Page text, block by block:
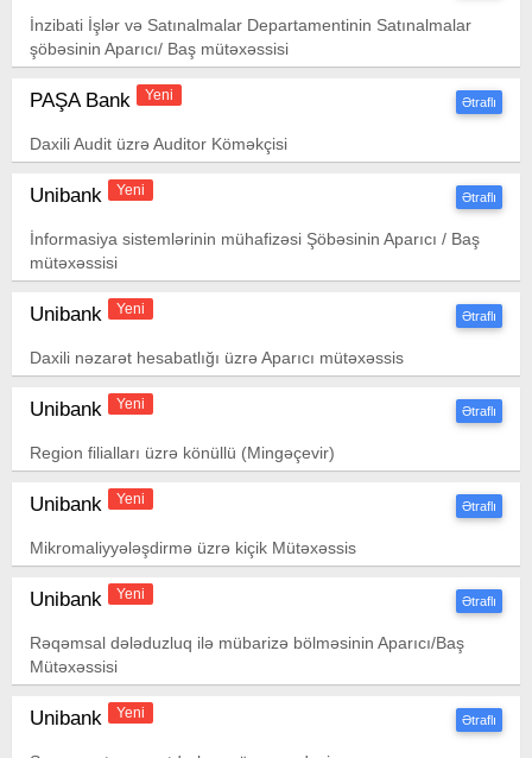
İnzibati İşlər və Satınalmalar Departamentinin Satınalmalar
şöbəsinin Aparıcı/ Baş mütəxəssisi
PAŞA Bank Yeni Ətraflı
Daxili Audit üzrə Auditor Köməkçisi
Unibank Yeni Ətraflı
İnformasiya sistemlərinin mühafizəsi Şöbəsinin Aparıcı / Baş
mütəxəssisi
Unibank Yeni Ətraflı
Daxili nəzarət hesabatlığı üzrə Aparıcı mütəxəssis
Unibank Yeni Ətraflı
Region filialları üzrə könüllü (Mingəçevir)
Unibank Yeni Ətraflı
Mikromaliyyələşdirmə üzrə kiçik Mütəxəssis
Unibank Yeni Ətraflı
Rəqəmsal dələduzluq ilə mübarizə bölməsinin Aparıcı/Baş
Mütəxəssisi
Unibank Yeni Ətraflı